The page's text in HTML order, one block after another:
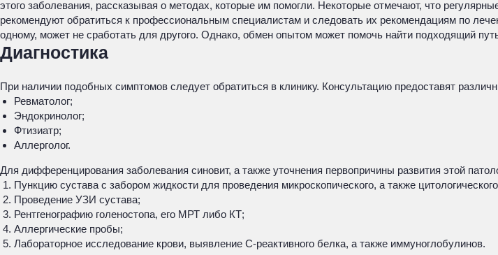
этого заболевания, рассказывая о методах, которые им помогли. Некоторые отмечают, что
рекомендуют обратиться к профессиональным специалистам и следовать их рекомендациям по
одному, может не сработать для другого. Однако, обмен опытом может помочь найти подходящий
Диагностика
При наличии подобных симптомов следует обратиться в клинику. Консультацию предоставят
Ревматолог;
Эндокринолог;
Фтизиатр;
Аллерголог.
Для дифференцирования заболевания синовит, а также уточнения первопричины развития этой
Пункцию сустава с забором жидкости для проведения микроскопического, а также
Проведение УЗИ сустава;
Рентгенографию голеностопа, его МРТ либо КТ;
Аллергические пробы;
Лабораторное исследование крови, выявление С-реактивного белка, а также иммуноглобулинов.